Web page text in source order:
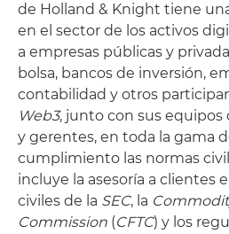
de Holland & Knight tiene
en el sector de los activos
a empresas públicas y
bolsa, bancos de inversión,
contabilidad y otros
Web3, junto con sus
y gerentes, en toda la gama
cumplimiento las normas
incluye la asesoría a clientes
civiles de la SEC, la
Commission (CFTC) y los